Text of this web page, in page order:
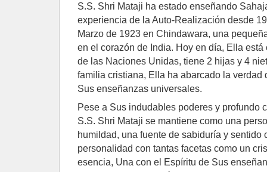
S.S. Shri Mataji ha estado enseñando
experiencia de la Auto-Realización desde
Marzo de 1923 en Chindawara, una
en el corazón de India. Hoy en día, Ella
de las Naciones Unidas, tiene 2 hijas y 4
familia cristiana, Ella ha abarcado la verdad
Sus enseñanzas universales.
Pese a Sus indudables poderes y profundo
S.S. Shri Mataji se mantiene como una
humildad, una fuente de sabiduría y sentido
personalidad con tantas facetas como un
esencia, Una con el Espíritu de Sus